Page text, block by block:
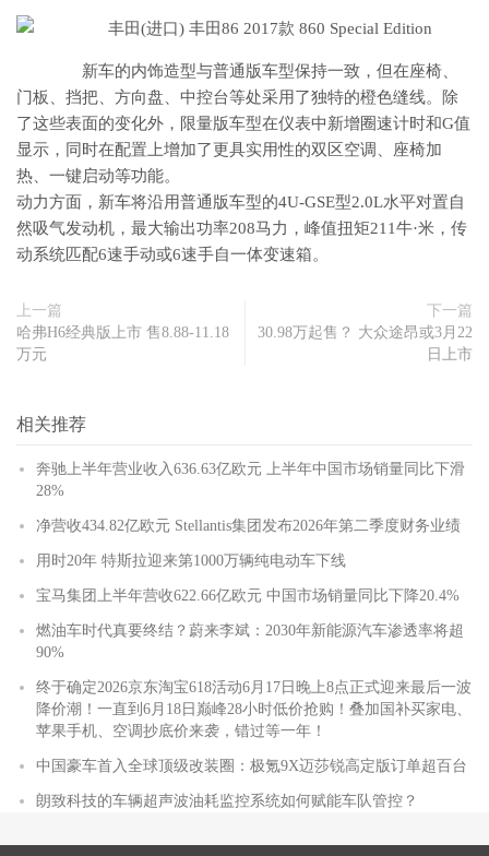
新车的内饰造型与普通版车型保持一致，但在座椅、
门板、挡把、方向盘、中控台等处采用了独特的橙色缝线。除
了这些表面的变化外，限量版车型在仪表中新增圈速计时和G值
显示，同时在配置上增加了更具实用性的双区空调、座椅加
热、一键启动等功能。
动力方面，新车将沿用普通版车型的4U-GSE型2.0L水平对置自
然吸气发动机，最大输出功率208马力，峰值扭矩211牛·米，传
动系统匹配6速手动或6速手自一体变速箱。
上一篇
哈弗H6经典版上市 售8.88-11.18
万元
下一篇
30.98万起售？ 大众途昂或3月22
日上市
相关推荐
奔驰上半年营业收入636.63亿欧元 上半年中国市场销量同比下滑
28%
净营收434.82亿欧元 Stellantis集团发布2026年第二季度财务业绩
用时20年 特斯拉迎来第1000万辆纯电动车下线
宝马集团上半年营收622.66亿欧元 中国市场销量同比下降20.4%
燃油车时代真要终结？蔚来李斌：2030年新能源汽车渗透率将超
90%
终于确定2026京东淘宝618活动6月17日晚上8点正式迎来最后一波
降价潮！一直到6月18日巅峰28小时低价抢购！叠加国补买家电、
苹果手机、空调抄底价来袭，错过等一年！
中国豪车首入全球顶级改装圈：极氪9X迈莎锐高定版订单超百台
朗致科技的车辆超声波油耗监控系统如何赋能车队管控？